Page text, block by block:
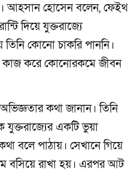
আহসান হোসেন বলেন, ফেইথ
দিয়ে যুক্তরাজ্যে
তিনি কোনো চাকরি পাননি।
কাজ করে কোনোরকমে জীবন
কথা জানান। তিনি
একটি ভুয়া
বলে পাঠায়। সেখানে গিয়ে
বসিয়ে রাখা হয়। এরপর আট